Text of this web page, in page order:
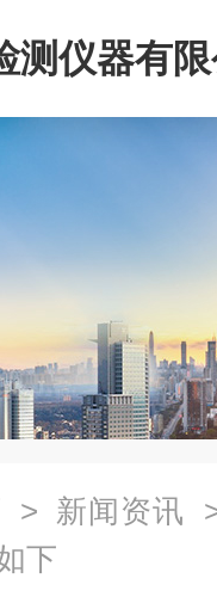
测仪器有
> 新闻资讯
下